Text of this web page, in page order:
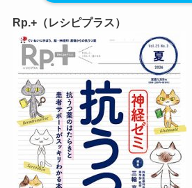
Rp.+（レシピプラス）